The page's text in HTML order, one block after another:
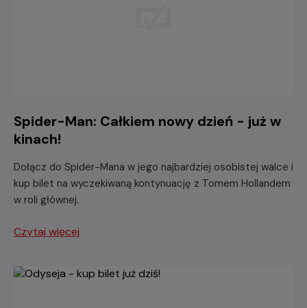
Spider-Man: Całkiem nowy dzień - już w
kinach!
Dołącz do Spider-Mana w jego najbardziej osobistej walce i
kup bilet na wyczekiwaną kontynuację z Tomem Hollandem
w roli głównej.
Czytaj więcej